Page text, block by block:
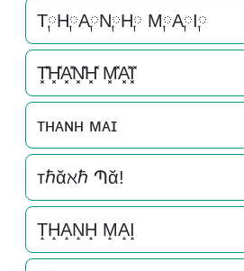
T༙H༙A༙N༙H༙ M༙A༙I༙
T͓̽H͓̽A͓̽N͓̽H͓̽ M͓̽A͓̽I͓̽
ᴛʜᴀɴʜ ᴍᴀɪ
тℏᾰℵℏ Պᾰ!
T̝H̝A̝N̝H̝ M̝A̝I̝